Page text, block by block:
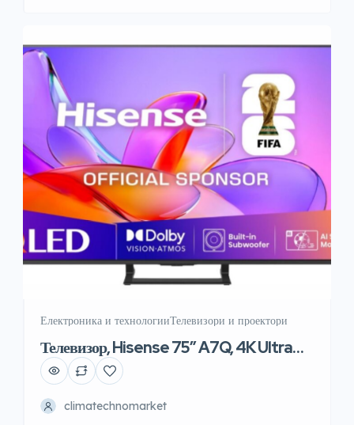
Мрежа Ethernet Безжична мрежа Wi-Fi Built in
Bluetooth Bluetooth Изводи за свързване […]
Електроника и технологииТелевизори и проектори
Телевизор, Hisense 75″ A7Q, 4K Ultra
HD
climatechnomarket